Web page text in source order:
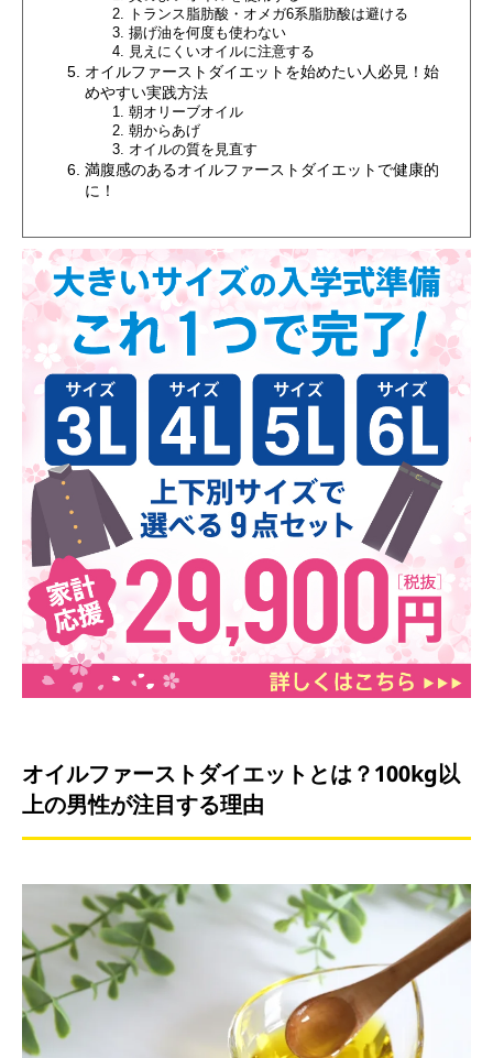
トランス脂肪酸・オメガ6系脂肪酸は避ける
揚げ油を何度も使わない
見えにくいオイルに注意する
オイルファーストダイエットを始めたい人必見！始
めやすい実践方法
朝オリーブオイル
朝からあげ
オイルの質を見直す
満腹感のあるオイルファーストダイエットで健康的
に！
オイルファーストダイエットとは？100kg以
上の男性が注目する理由